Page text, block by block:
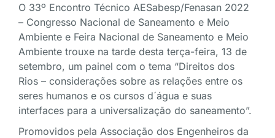
O 33º Encontro Técnico AESabesp/Fenasan 2022
– Congresso Nacional de Saneamento e Meio
Ambiente e Feira Nacional de Saneamento e Meio
Ambiente trouxe na tarde desta terça-feira, 13 de
setembro, um painel com o tema “Direitos dos
Rios – considerações sobre as relações entre os
seres humanos e os cursos d´água e suas
interfaces para a universalização do saneamento”.
Promovidos pela Associação dos Engenheiros da